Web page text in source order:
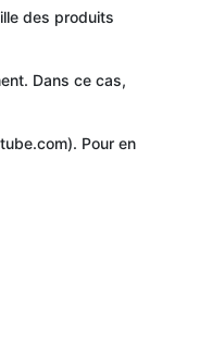
des produits
Dans ce cas,
Pour en